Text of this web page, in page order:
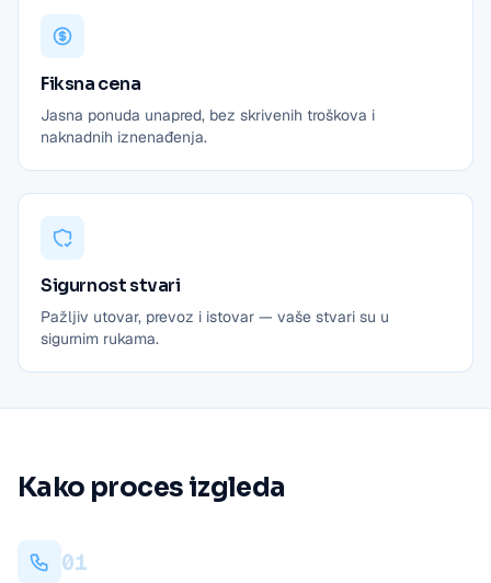
Fiksna cena
Jasna ponuda unapred, bez skrivenih troškova i
naknadnih iznenađenja.
Sigurnost stvari
Pažljiv utovar, prevoz i istovar — vaše stvari su u
sigurnim rukama.
Kako proces izgleda
01